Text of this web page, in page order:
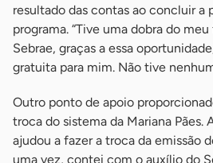
resultado das contas ao concluir a
programa. “Tive uma dobra do
Sebrae, graças a essa
gratuita para mim. Não tive
Outro ponto de apoio
troca do sistema da Mariana Pães.
ajudou a fazer a troca da emissão
uma vez, contei com o auxílio do